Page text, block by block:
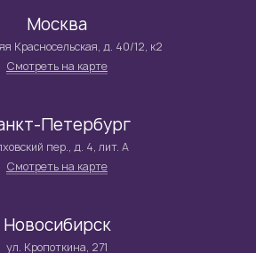
Москва
Красносельская, д. 40/12, к2
Смотреть на карте
Петербург
пер., д. 4, лит. А
Смотреть на карте
Новосибирск
ул. Кропоткина, 271